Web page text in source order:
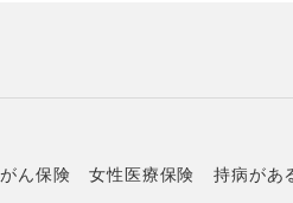
がん保険 女性医療保険 持病があ